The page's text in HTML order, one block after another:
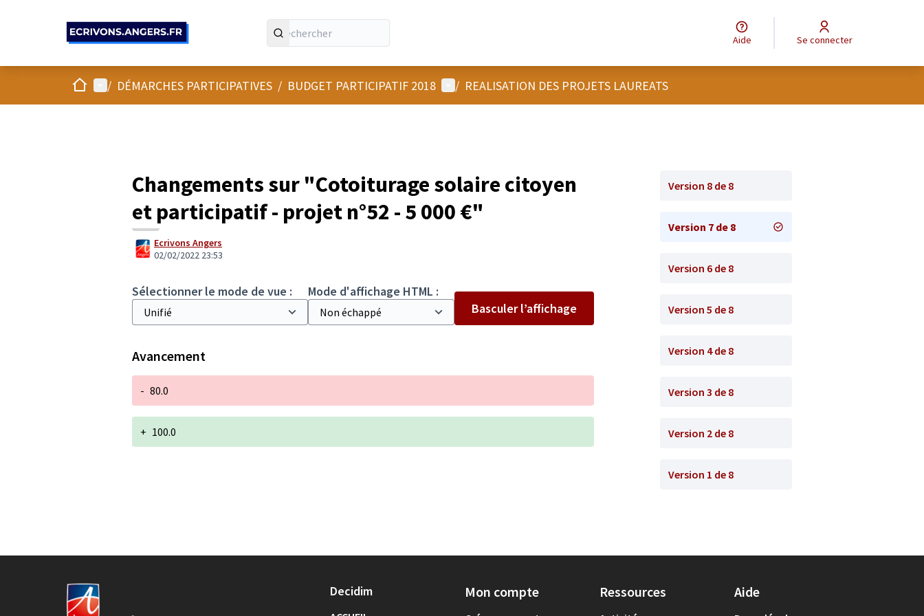
Aide Se connecter
AccueilMenu principal
/ DÉMARCHES PARTICIPATIVES / BUDGET PARTICIPATIF 2018 Menu utilisateur
/ REALISATION DES PROJETS LAUREATS
Changements sur "Cotoiturage solaire citoyen
et participatif - projet n°52 - 5 000 €"
Ecrivons Angers
02/02/2022 23:53
Sélectionner le mode de vue :
Mode d'affichage HTML :
Basculer l’affichage
Avancement
- 80.0
+ 100.0
Version 8 de 8
Version 7 de 8
Version 6 de 8
Version 5 de 8
Version 4 de 8
Version 3 de 8
Version 2 de 8
Version 1 de 8
Decidim Mon compte Ressources Aide